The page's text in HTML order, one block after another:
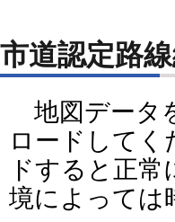
市道認定路
地図データ
ロードして
ドすると正
境によっては